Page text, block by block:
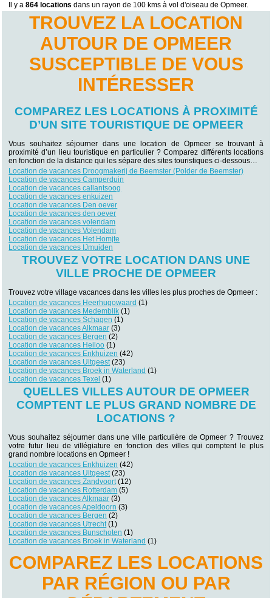
Il y a864 locations dans un rayon de 100 kms à vol d'oiseau de Opmeer.
TROUVEZ LA LOCATION
AUTOUR DE OPMEER
SUSCEPTIBLE DE VOUS
INTÉRESSER
COMPAREZ LES LOCATIONS À PROXIMITÉ
D’UN SITE TOURISTIQUE DE OPMEER
Vous souhaitez séjourner dans une location de Opmeer se trouvant à
proximité d’un lieu touristique en particulier ? Comparez différents locations
en fonction de la distance qui les sépare des sites touristiques ci-dessous…
Location de vacances Droogmakerij de Beemster (Polder de Beemster)
Location de vacances Camperduin
Location de vacances callantsoog
Location de vacances enkuizen
Location de vacances Den oever
Location de vacances den oever
Location de vacances volendam
Location de vacances Volendam
Location de vacances Het Homjte
Location de vacances IJmuiden
TROUVEZ VOTRE LOCATION DANS UNE
VILLE PROCHE DE OPMEER
Trouvez votre village vacances dans les villes les plus proches de Opmeer :
Location de vacances Heerhugowaard (1)
Location de vacances Medemblik (1)
Location de vacances Schagen (1)
Location de vacances Alkmaar (3)
Location de vacances Bergen (2)
Location de vacances Heiloo (1)
Location de vacances Enkhuizen (42)
Location de vacances Uitgeest(23)
Location de vacances Broek in Waterland (1)
Location de vacances Texel (1)
QUELLES VILLES AUTOUR DE OPMEER
COMPTENT LE PLUS GRAND NOMBRE DE
LOCATIONS ?
Vous souhaitez séjourner dans une ville particulière de Opmeer ? Trouvez
votre futur lieu de villégiature en fonction des villes qui comptent le plus
grand nombre locations en Opmeer !
Location de vacances Enkhuizen (42)
Location de vacances Uitgeest(23)
Location de vacances Zandvoort(12)
Location de vacances Rotterdam (5)
Location de vacances Alkmaar (3)
Location de vacances Apeldoorn (3)
Location de vacances Bergen (2)
Location de vacances Utrecht(1)
Location de vacances Bunschoten (1)
Location de vacances Broek in Waterland (1)
COMPAREZ LES LOCATIONS
PAR RÉGION OU PAR